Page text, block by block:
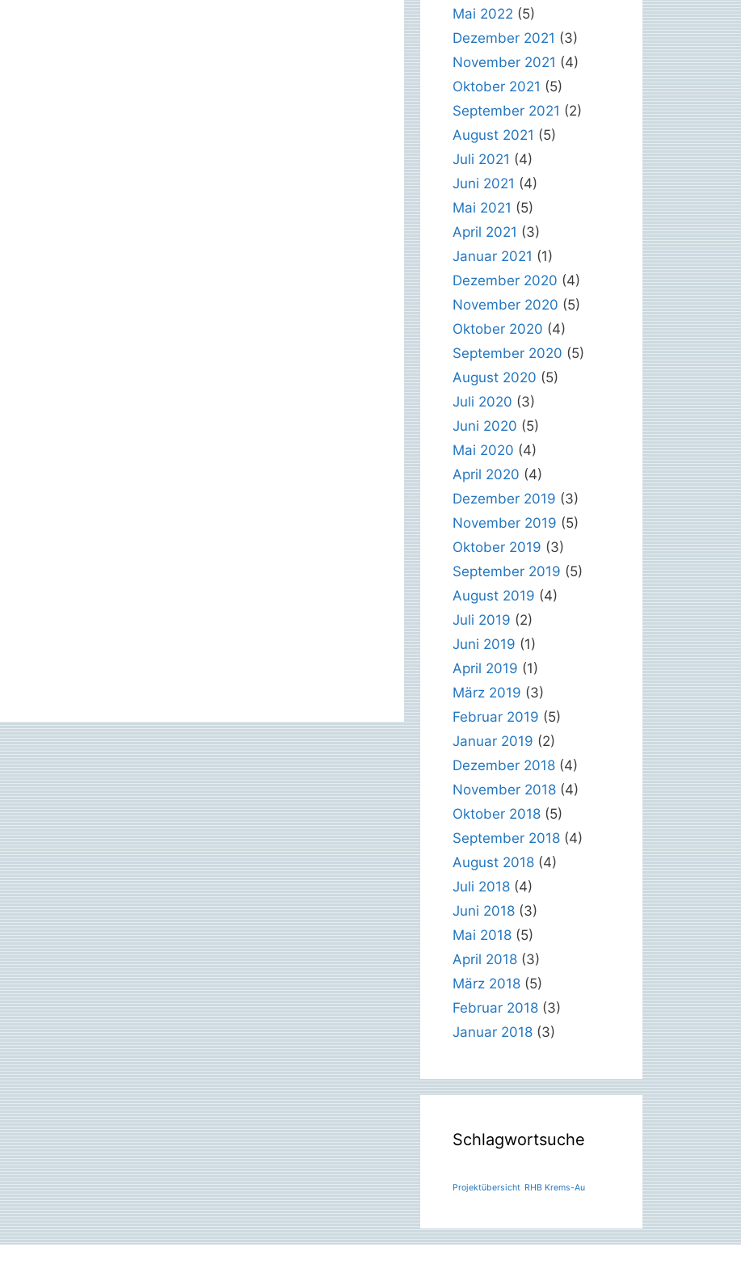
Mai 2022 (5)
Dezember 2021 (3)
November 2021 (4)
Oktober 2021 (5)
September 2021 (2)
August 2021 (5)
Juli 2021 (4)
Juni 2021 (4)
Mai 2021 (5)
April 2021 (3)
Januar 2021 (1)
Dezember 2020 (4)
November 2020 (5)
Oktober 2020 (4)
September 2020 (5)
August 2020 (5)
Juli 2020 (3)
Juni 2020 (5)
Mai 2020 (4)
April 2020 (4)
Dezember 2019 (3)
November 2019 (5)
Oktober 2019 (3)
September 2019 (5)
August 2019 (4)
Juli 2019 (2)
Juni 2019 (1)
April 2019 (1)
März 2019 (3)
Februar 2019 (5)
Januar 2019 (2)
Dezember 2018 (4)
November 2018 (4)
Oktober 2018 (5)
September 2018 (4)
August 2018 (4)
Juli 2018 (4)
Juni 2018 (3)
Mai 2018 (5)
April 2018 (3)
März 2018 (5)
Februar 2018 (3)
Januar 2018 (3)
Schlagwortsuche
Projektübersicht RHB Krems-Au